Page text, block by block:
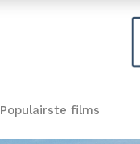
Populairste films